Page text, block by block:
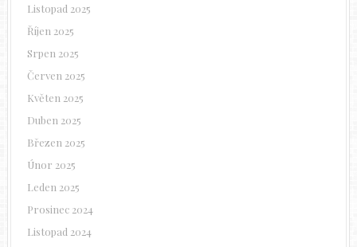
Listopad 2025
Říjen 2025
Srpen 2025
Červen 2025
Květen 2025
Duben 2025
Březen 2025
Únor 2025
Leden 2025
Prosinec 2024
Listopad 2024